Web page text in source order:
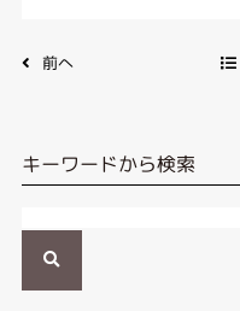
前へ
キーワードから検索